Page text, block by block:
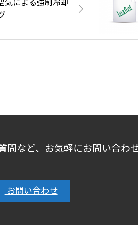
気による強制冷却
など、お気軽にお問い合わせ
お問い合わせ